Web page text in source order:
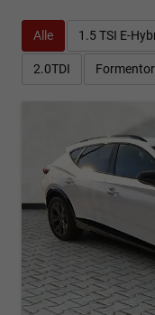
Alle 1.5 TSI E-
2.0TDI Formentor